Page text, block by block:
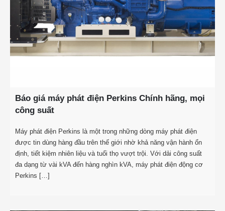
Báo giá máy phát điện Perkins Chính hãng, mọi
công suất
Máy phát điện Perkins là một trong những dòng máy phát điện
được tin dùng hàng đầu trên thế giới nhờ khả năng vận hành ổn
định, tiết kiệm nhiên liệu và tuổi thọ vượt trội. Với dải công suất
đa dạng từ vài kVA đến hàng nghìn kVA, máy phát điện động cơ
Perkins […]